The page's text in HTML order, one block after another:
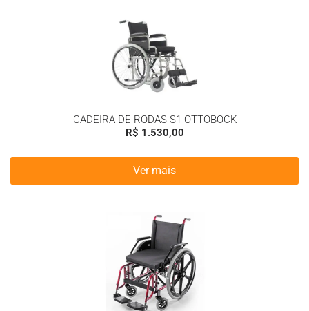
CADEIRA DE RODAS S1 OTTOBOCK
R$ 1.530,00
Ver mais